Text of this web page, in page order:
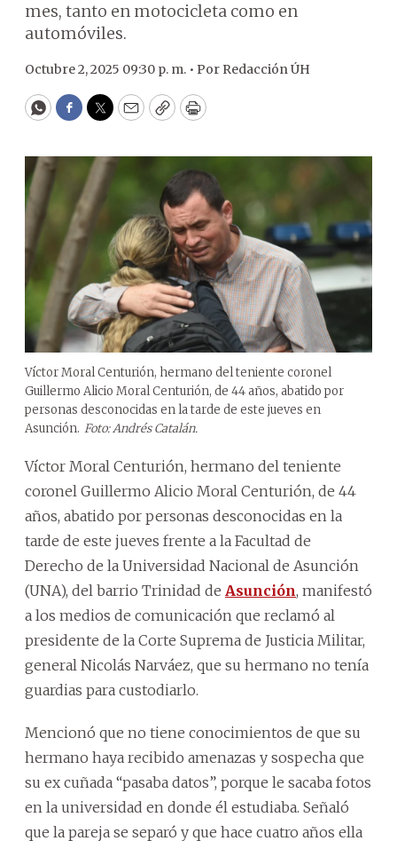
mes, tanto en motocicleta como en
automóviles.
Octubre 2, 2025 09:30 p. m. • Por Redacción ÚH
WhatsApp
Facebook
Twitter
EmailCopyPrint
Víctor Moral Centurión, hermano del teniente coronel
Guillermo Alicio Moral Centurión, de 44 años, abatido por
personas desconocidas en la tarde de este jueves en
Asunción. Foto: Andrés Catalán.
Víctor Moral Centurión, hermano del teniente
coronel Guillermo Alicio Moral Centurión, de 44
años, abatido por personas desconocidas en la
tarde de este jueves frente a la Facultad de
Derecho de la Universidad Nacional de Asunción
(UNA), del barrio Trinidad de Asunción, manifestó
a los medios de comunicación que reclamó al
presidente de la Corte Suprema de Justicia Militar,
general Nicolás Narváez, que su hermano no tenía
guardias para custodiarlo.
Mencionó que no tiene conocimientos de que su
hermano haya recibido amenazas y sospecha que
su ex cuñada “pasaba datos”, porque le sacaba fotos
en la universidad en donde él estudiaba. Señaló
que la pareja se separó y que hace cuatro años ella